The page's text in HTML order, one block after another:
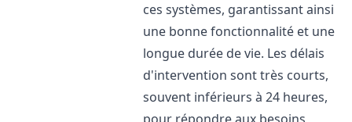
ces systèmes, garantissant ainsi
une bonne fonctionnalité et une
longue durée de vie. Les délais
d'intervention sont très courts,
souvent inférieurs à 24 heures,